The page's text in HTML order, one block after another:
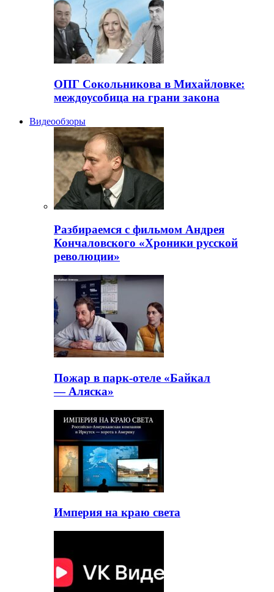
ОПГ Сокольникова в Михайловке:
междоусобица на грани закона
Видеообзоры
Разбираемся с фильмом Андрея
Кончаловского «Хроники русской
революции»
Пожар в парк-отеле «Байкал
— Аляска»
Империя на краю света